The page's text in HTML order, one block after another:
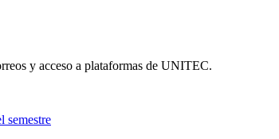
y acceso a plataformas de UNITEC.
semestre